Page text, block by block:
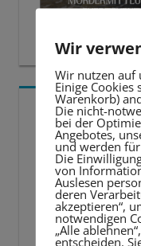
5 BESTE
Video-
Player
Wir
Wir nutzen auf
Einige Cookies
Warenkorb)
Die nicht-
bei der
Angebotes,
und werden
Die
von
Auslesen
deren
akzeptieren“,
notwendigen
„Alle
entscheiden.